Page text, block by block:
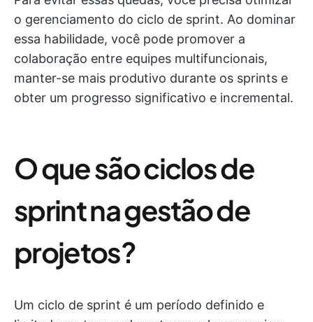
o gerenciamento do ciclo de sprint. Ao dominar
essa habilidade, você pode promover a
colaboração entre equipes multifuncionais,
manter-se mais produtivo durante os sprints e
obter um progresso significativo e incremental.
O que são ciclos de
sprint na gestão de
projetos?
Um ciclo de sprint é um período definido e